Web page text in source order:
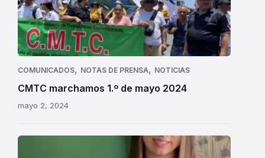
marchamos
1.º
de
mayo
2024
COMUNICADOS, NOTAS DE PRENSA, NOTICIAS
CMTC marchamos 1.º de mayo 2024
mayo 2, 2024